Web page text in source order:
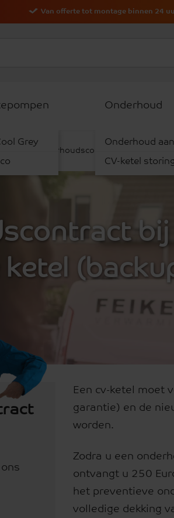
Van offerte tot montage binnen 24
Grey
Onderhoud
Onderhoud
CV-ketel
Onderhoudscontract bij aanschaf
ketel
Een cv-ketel moet
garantie) en de
worden.
Zodra u een
ontvangt u 250
het preventieve
volledige dekking